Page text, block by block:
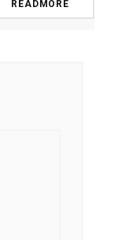
READMORE